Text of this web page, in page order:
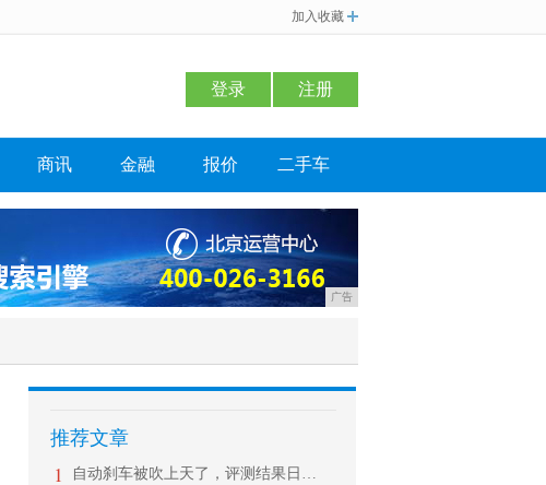
加入收藏
登录 注册
商讯 金融 报价 二手车
广告
推荐文章
1 自动刹车被吹上天了，评测结果日美集体